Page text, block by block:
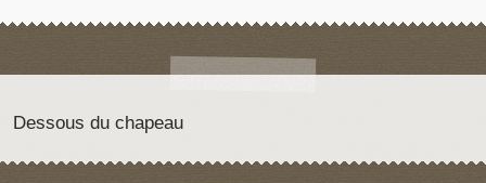
Dessous du chapeau